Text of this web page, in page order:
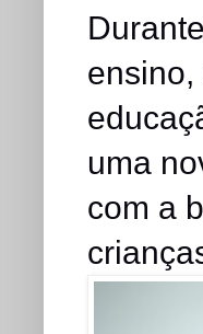
uma
com a